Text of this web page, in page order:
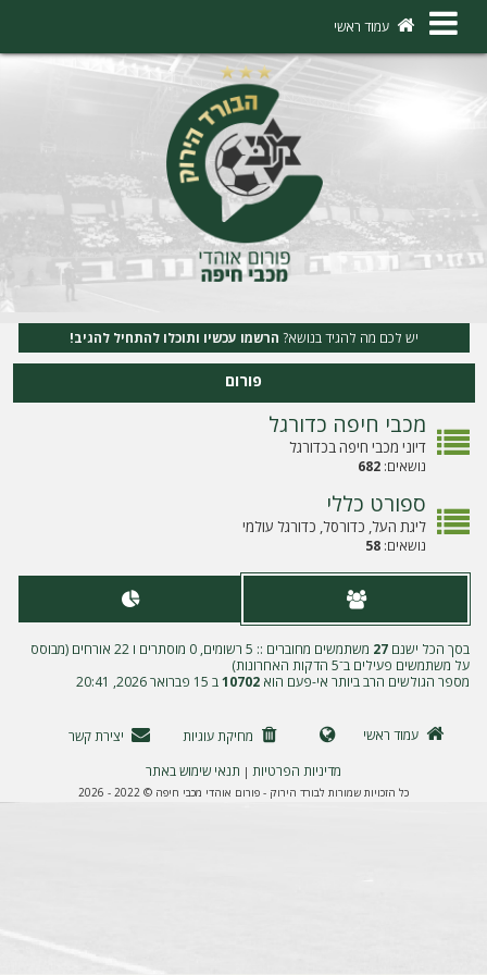
×
ו
ה
ר
ש
מ
עמוד ראשי
יש לכם מה להגיד בנושא? הרשמו עכשיו ותוכלו להתחיל להגיב!
פורום
מכבי חיפה כדורגל
דיוני מכבי חיפה בכדורגל
נושאים:682
ספורט כללי
ליגת העל, כדורסל, כדורגל עולמי
נושאים:58
בסך הכל ישנם27
משתמשים מחוברים :: 5 רשומים, 0 מוסתרים ו 22 אורחים (מבוסס
על משתמשים פעילים ב־5 הדקות האחרונות)
מספר הגולשים הרב ביותר אי-פעם הוא10702ב 15 פברואר 2026, 20:41
עמוד ראשי מחיקת עוגיות
יצירת קשר
מדיניות הפרטיות | תנאי שימוש באתר
כל הזכויות שמורות לבורד הירוק - פורום אוהדי מכבי חיפה © 2022 - 2026